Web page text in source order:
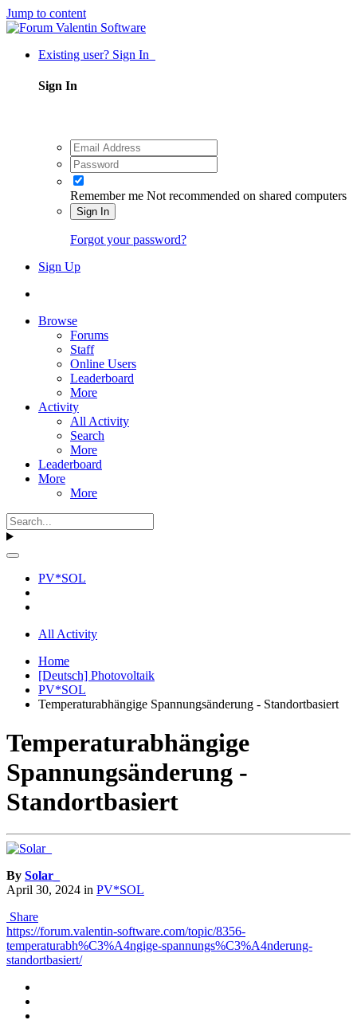
Jump to content
Existing user? Sign In
Sign In
Remember me Not recommended on shared computers
Sign In
Forgot your password?
Sign Up
Browse
Forums
Staff
Online Users
Leaderboard
More
Activity
All Activity
Search
More
Leaderboard
More
More
PV*SOL
All Activity
Home
[Deutsch] Photovoltaik
PV*SOL
Temperaturabhängige Spannungsänderung - Standortbasiert
Temperaturabhängige
Spannungsänderung -
Standortbasiert
By Solar_
April 30, 2024 in PV*SOL
Share
https://forum.valentin-software.com/topic/8356-
temperaturabh%C3%A4ngige-spannungs%C3%A4nderung-
standortbasiert/